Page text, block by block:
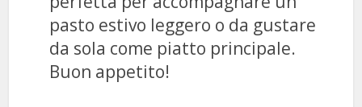
pasto estivo leggero o da gustare
da sola come piatto principale.
Buon appetito!